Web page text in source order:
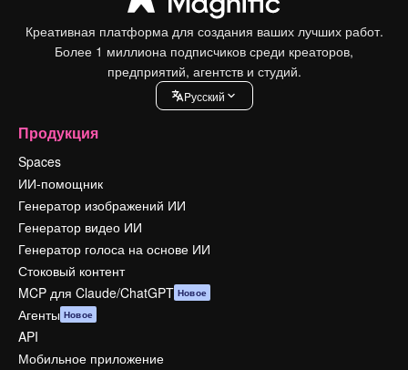
Креативная платформа для создания ваших лучших работ.
Более 1 миллиона подписчиков среди креаторов,
предприятий, агентств и студий.
Pусский
Продукция
Spaces
ИИ-помощник
Генератор изображений ИИ
Генератор видео ИИ
Генератор голоса на основе ИИ
Стоковый контент
MCP для Claude/ChatGPT Новое
Агенты Новое
API
Мобильное приложение